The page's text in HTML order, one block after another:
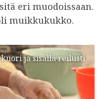
eri muodoissaan.
muikkukukko.
ja sisällä reilusti